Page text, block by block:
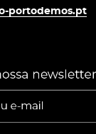
portodemos.pt